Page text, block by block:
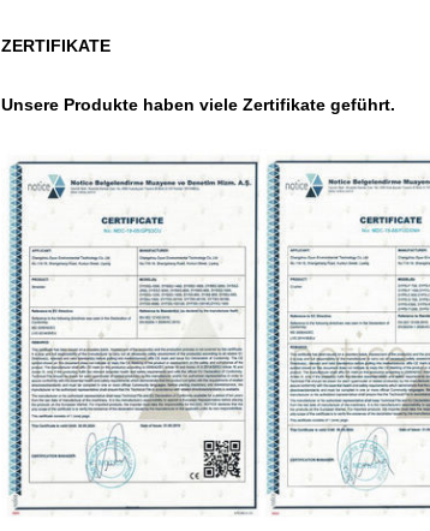
ZERTIFIKATE
Unsere Produkte haben viele Zertifikate geführt.